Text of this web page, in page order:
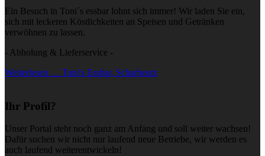
Ein Besuch in Toni´s essbar lohnt sich immer! Wir laden Sie ein,
sich mit leckeren Köstlichkeiten an Speisen und Getränken
verwöhnen zu lassen.
- Abholung & Lieferservice -
Weiterlesen … Toni's Essbar, Scharbeutz
Ihr Profil?
Unser Portal steht noch ganz am Anfang und soll weiter wachsen!
Dafür suchen wir nicht nur laufend neue Betriebe, wir werden es
auch laufend weiterentwickeln!